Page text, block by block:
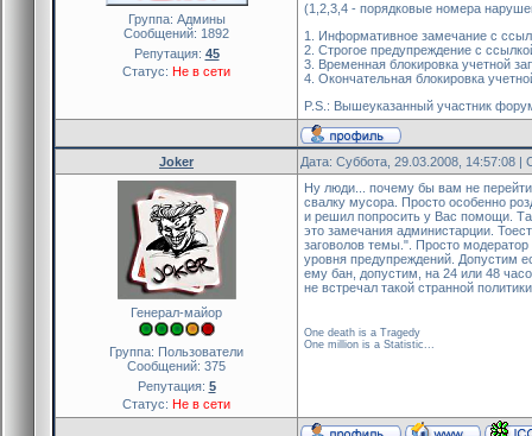
Группа: Админы
Сообщений: 1892
Репутация: 45
Статус: Не в сети
(1,2,3,4 - порядковые номера
1. Информативное замечание с
2. Строгое предупреждение с
3. Временная блокировка учетной
4. Окончательная блокировка
P.S.: Вышеуказанный участник
Joker Дата: Суббота, 29.03.2008, 14:57:08
Генерал-майор
Группа: Пользователи
Сообщений: 375
Репутация: 5
Статус: Не в сети
Ну люди... почему бы вам не
свалку мусора. Просто особенно
и решил попросить у Вас помощи.
это замечания администарции.
заговолов темы.". Просто
уровня предупреждений. Допустим
ему бан, допустим, на 24 или 48
не встречал такой странной
One death is a Tragedy
One million is a Statistic...